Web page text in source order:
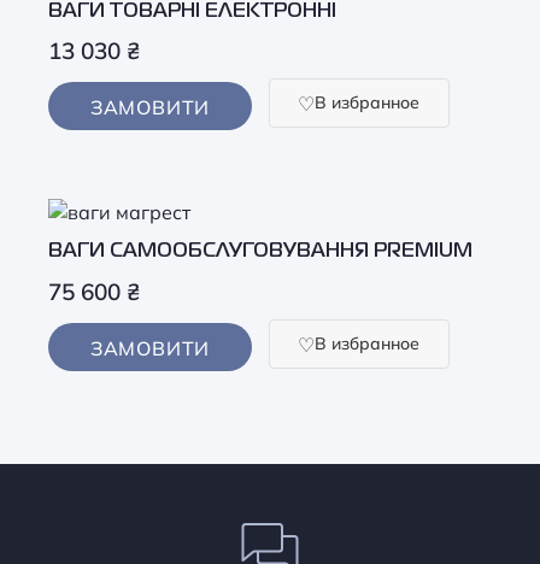
ВАГИ ТОВАРНІ ЕЛЕКТРОННІ
13 030 ₴
ЗАМОВИТИ В избранное
ВАГИ САМООБСЛУГОВУВАННЯ PREMIUM
75 600 ₴
ЗАМОВИТИ В избранное